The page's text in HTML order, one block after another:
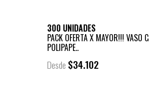
300 UNIDADES
PACK OFERTA X MAYOR!!! VASO
POLIPAPE..
Desde $34.102